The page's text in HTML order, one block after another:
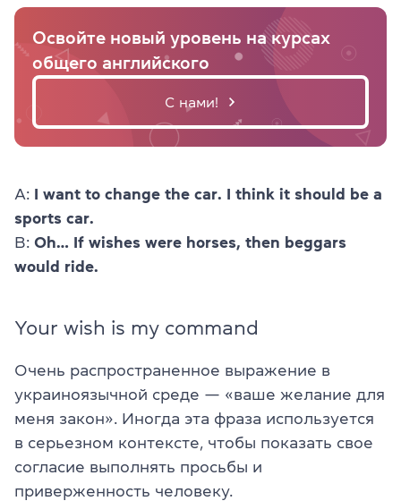
Освойте новый уровень на курсах
общего английского
С нами!
А: I want to change the car. I think it should be a
sports car.
В: Oh… If wishes were horses, then beggars
would ride.
Your wish is my command
Очень распространенное выражение в
украиноязычной среде — «ваше желание для
меня закон». Иногда эта фраза используется
в серьезном контексте, чтобы показать свое
согласие выполнять просьбы и
приверженность человеку.